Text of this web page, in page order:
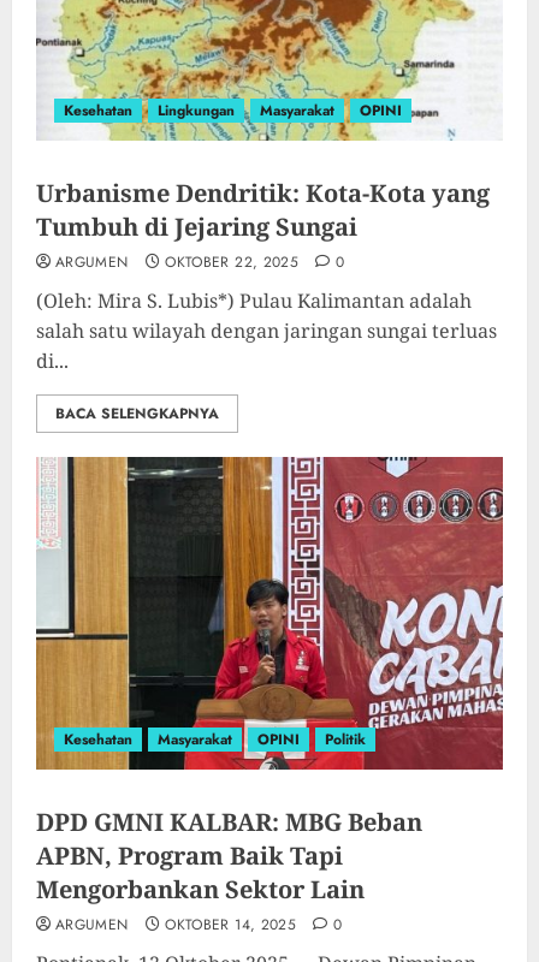
Kesehatan Lingkungan Masyarakat OPINI
Urbanisme Dendritik: Kota-Kota yang
Tumbuh di Jejaring Sungai
ARGUMEN OKTOBER 22, 2025 0
(Oleh: Mira S. Lubis*) Pulau Kalimantan adalah
salah satu wilayah dengan jaringan sungai terluas
di...
BACA SELENGKAPNYA
Kesehatan Masyarakat OPINI Politik
DPD GMNI KALBAR: MBG Beban
APBN, Program Baik Tapi
Mengorbankan Sektor Lain
ARGUMEN OKTOBER 14, 2025 0